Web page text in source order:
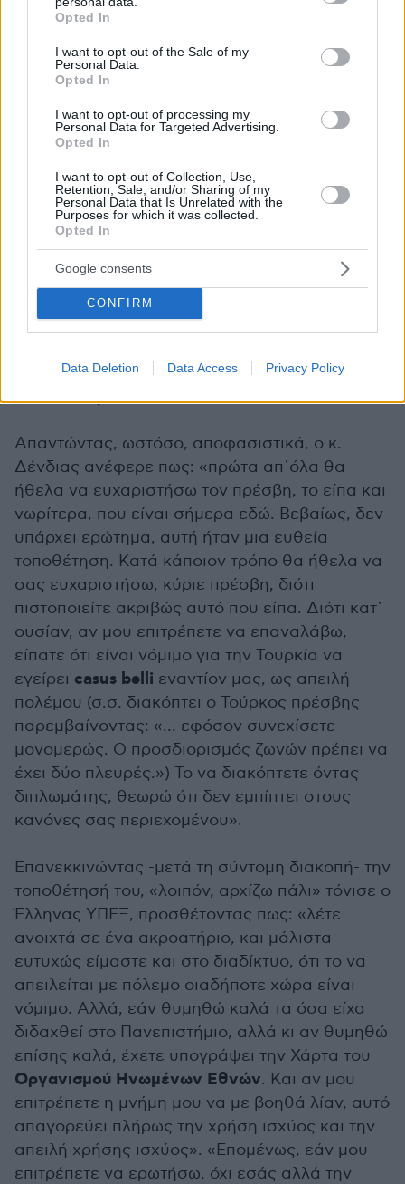
grant or deny consent to Google and its third-party tags to
use your data for below specified purposes in below Google
consent section.
Opted In
I want to opt-out of the Sale of my
Personal Data.
Opted In
I want to opt-out of processing my
Personal Data for Targeted Advertising.
Opted In
I want to opt-out of Collection, Use,
Retention, Sale, and/or Sharing of my
Personal Data that Is Unrelated with the
Purposes for which it was collected.
Opted In
Google consents
CONFIRM
Data Deletion Data Access Privacy Policy
επικαλούμενος τη Συνθήκη της Λοζάνης,
αγνοώντας όμως προφανέστατα την τουρκική
εισβολή στην Κύπρο, τη διατήρηση της
στρατιάς του Αιγαίου στα παράλια της Μικράς
Ασίας, με την παρουσία μάλιστα ισχυρών
αποβατικών δυνάμεων, και τη μόνιμη απειλή
«Πανηγυρικός» Δένδια
Ψύχραιμος και με εμφανή αυτοπεποίθηση, ο
Έλληνας Υπουργός Εξωτερικών
αποδόμησε
την τουρκική επιχειρηματολογία σημείο προς
σημείο, ενώ εγκάλεσε τον συνομιλητή του
διπλωμάτη, όταν τον διέκοψε
την ώρα της
απάντησής του.
Απαντώντας, ωστόσο, αποφασιστικά, ο κ.
Δένδιας ανέφερε πως: «πρώτα απ᾽όλα θα
ήθελα να ευχαριστήσω τον πρέσβη, το είπα και
νωρίτερα, που είναι σήμερα εδώ. Βεβαίως, δεν
υπάρχει ερώτημα, αυτή ήταν μια ευθεία
τοποθέτηση. Κατά κάποιον τρόπο θα ήθελα να
σας ευχαριστήσω, κύριε πρέσβη, διότι
πιστοποιείτε ακριβώς αυτό που είπα. Διότι κατ᾽
ουσίαν, αν μου επιτρέπετε να επαναλάβω,
είπατε ότι είναι νόμιμο για την Τουρκία να
εγείρει casus belli εναντίον μας, ως απειλή
πολέμου (σ.σ. διακόπτει ο Τούρκος πρέσβης
παρεμβαίνοντας: «... εφόσον συνεχίσετε
μονομερώς. Ο προσδιορισμός ζωνών πρέπει να
έχει δύο πλευρές.») Το να διακόπτετε όντας
διπλωμάτης, θεωρώ ότι δεν εμπίπτει στους
κανόνες σας περιεχομένου».
Επανεκκινώντας -μετά τη σύντομη διακοπή- την
τοποθέτησή του, «λοιπόν, αρχίζω πάλι» τόνισε ο
Έλληνας ΥΠΕΞ, προσθέτοντας πως: «λέτε
ανοιχτά σε ένα ακροατήριο, και μάλιστα
ευτυχώς είμαστε και στο διαδίκτυο, ότι το να
απειλείται με πόλεμο οιαδήποτε χώρα είναι
νόμιμο. Αλλά, εάν θυμηθώ καλά τα όσα είχα
διδαχθεί στο Πανεπιστήμιο, αλλά κι αν θυμηθώ
επίσης καλά, έχετε υπογράψει την Χάρτα του
Οργανισμού Ηνωμένων Εθνών. Και αν μου
επιτρέπετε η μνήμη μου να με βοηθά λίαν, αυτό
απαγορεύει πλήρως την χρήση ισχύος και την
απειλή χρήσης ισχύος». «Επομένως, εάν μου
επιτρέπετε να ερωτήσω, όχι εσάς αλλά την